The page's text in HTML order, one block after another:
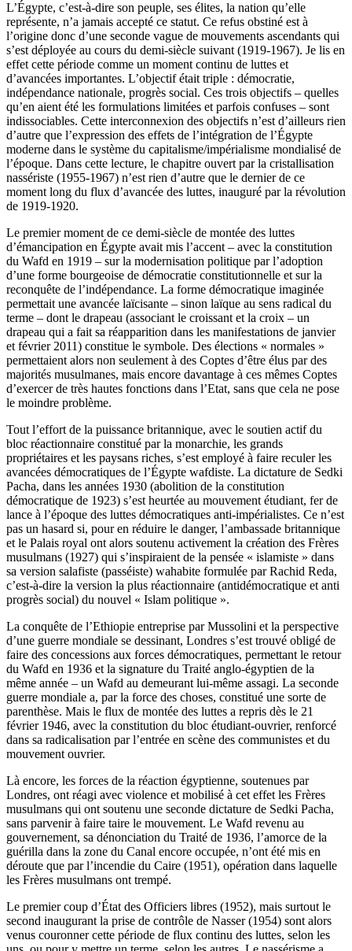
L’Égypte, c’est-à-dire son peuple, ses élites, la nation qu’elle
représente, n’a jamais accepté ce statut. Ce refus obstiné est à
l’origine donc d’une seconde vague de mouvements ascendants qui
s’est déployée au cours du demi-siècle suivant (1919-1967). Je lis en
effet cette période comme un moment continu de luttes et
d’avancées importantes. L’objectif était triple : démocratie,
indépendance nationale, progrès social. Ces trois objectifs – quelles
qu’en aient été les formulations limitées et parfois confuses – sont
indissociables. Cette interconnexion des objectifs n’est d’ailleurs rien
d’autre que l’expression des effets de l’intégration de l’Égypte
moderne dans le système du capitalisme/impérialisme mondialisé de
l’époque. Dans cette lecture, le chapitre ouvert par la cristallisation
nassériste (1955-1967) n’est rien d’autre que le dernier de ce
moment long du flux d’avancée des luttes, inauguré par la révolution
de 1919-1920.
Le premier moment de ce demi-siècle de montée des luttes
d’émancipation en Égypte avait mis l’accent – avec la constitution
du Wafd en 1919 – sur la modernisation politique par l’adoption
d’une forme bourgeoise de démocratie constitutionnelle et sur la
reconquête de l’indépendance. La forme démocratique imaginée
permettait une avancée laïcisante – sinon laïque au sens radical du
terme – dont le drapeau (associant le croissant et la croix – un
drapeau qui a fait sa réapparition dans les manifestations de janvier
et février 2011) constitue le symbole. Des élections « normales »
permettaient alors non seulement à des Coptes d’être élus par des
majorités musulmanes, mais encore davantage à ces mêmes Coptes
d’exercer de très hautes fonctions dans l’Etat, sans que cela ne pose
le moindre problème.
Tout l’effort de la puissance britannique, avec le soutien actif du
bloc réactionnaire constitué par la monarchie, les grands
propriétaires et les paysans riches, s’est employé à faire reculer les
avancées démocratiques de l’Égypte wafdiste. La dictature de Sedki
Pacha, dans les années 1930 (abolition de la constitution
démocratique de 1923) s’est heurtée au mouvement étudiant, fer de
lance à l’époque des luttes démocratiques anti-impérialistes. Ce n’est
pas un hasard si, pour en réduire le danger, l’ambassade britannique
et le Palais royal ont alors soutenu activement la création des Frères
musulmans (1927) qui s’inspiraient de la pensée « islamiste » dans
sa version salafiste (passéiste) wahabite formulée par Rachid Reda,
c’est-à-dire la version la plus réactionnaire (antidémocratique et anti
progrès social) du nouvel « Islam politique ».
La conquête de l’Ethiopie entreprise par Mussolini et la perspective
d’une guerre mondiale se dessinant, Londres s’est trouvé obligé de
faire des concessions aux forces démocratiques, permettant le retour
du Wafd en 1936 et la signature du Traité anglo-égyptien de la
même année – un Wafd au demeurant lui-même assagi. La seconde
guerre mondiale a, par la force des choses, constitué une sorte de
parenthèse. Mais le flux de montée des luttes a repris dès le 21
février 1946, avec la constitution du bloc étudiant-ouvrier, renforcé
dans sa radicalisation par l’entrée en scène des communistes et du
mouvement ouvrier.
Là encore, les forces de la réaction égyptienne, soutenues par
Londres, ont réagi avec violence et mobilisé à cet effet les Frères
musulmans qui ont soutenu une seconde dictature de Sedki Pacha,
sans parvenir à faire taire le mouvement. Le Wafd revenu au
gouvernement, sa dénonciation du Traité de 1936, l’amorce de la
guérilla dans la zone du Canal encore occupée, n’ont été mis en
déroute que par l’incendie du Caire (1951), opération dans laquelle
les Frères musulmans ont trempé.
Le premier coup d’État des Officiers libres (1952), mais surtout le
second inaugurant la prise de contrôle de Nasser (1954) sont alors
venus couronner cette période de flux continu des luttes, selon les